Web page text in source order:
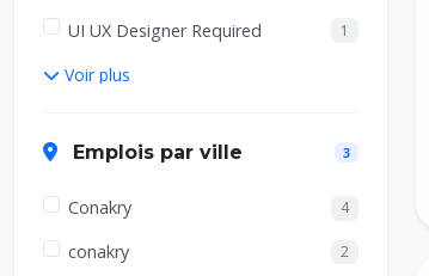
UI UX Designer Required 1
Voir plus
Emplois par ville 3
Conakry 4
conakry 2